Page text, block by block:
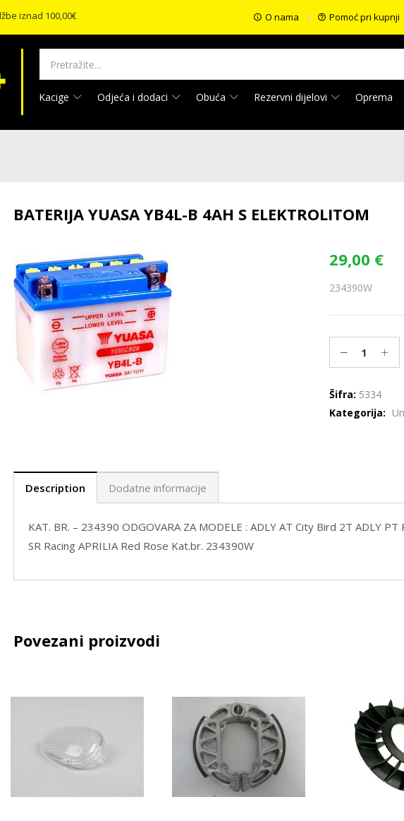
iznad 100,00€ O nama Pomoć pri kupnji
Kacige Odjeća i dodaci Obuća Rezervni dijelovi Oprema
BATERIJA YUASA YB4L-B 4AH S ELEKTROLITOM
29,00 €
234390W
Šifra: 5334
Kategorija:
Description Dodatne informacije
KAT. BR. – 234390 ODGOVARA ZA MODELE : ADLY AT City Bird 2T ADLY
SR Racing APRILIA Red Rose Kat.br. 234390W
Povezani proizvodi